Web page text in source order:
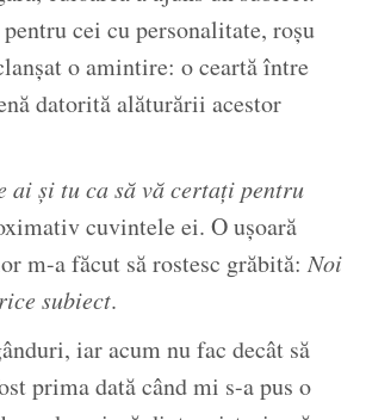
cei cu personalitate, roșu
o amintire: o ceartă între
datorită alăturării acestor
ai și tu ca să vă certați pentru
cuvintele ei. O ușoară
m-a făcut să rostesc grăbită:Noi
subiect.
iar acum nu fac decât să
prima dată când mi s-a pus o